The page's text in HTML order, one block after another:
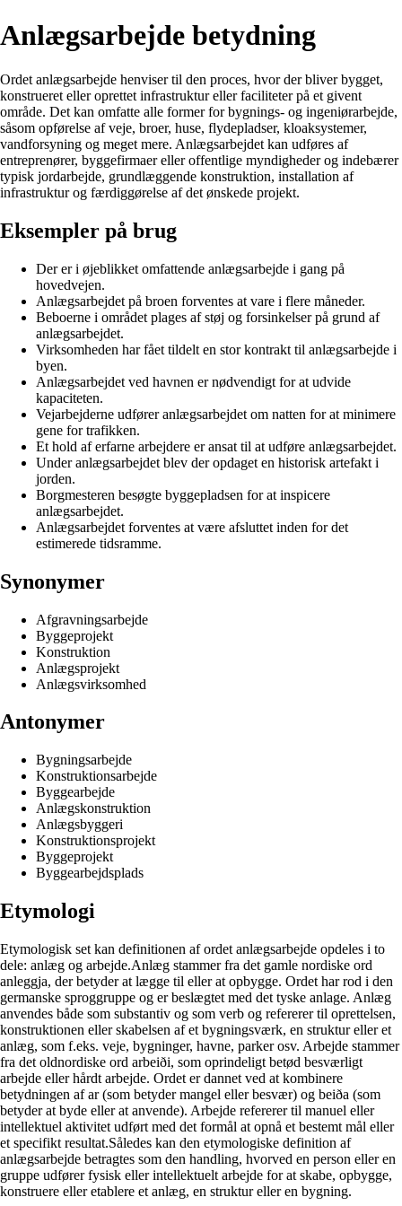
Anlægsarbejde betydning
Ordet anlægsarbejde henviser til den proces, hvor der bliver bygget,
konstrueret eller oprettet infrastruktur eller faciliteter på et givent
område. Det kan omfatte alle former for bygnings- og ingeniørarbejde,
såsom opførelse af veje, broer, huse, flydepladser, kloaksystemer,
vandforsyning og meget mere. Anlægsarbejdet kan udføres af
entreprenører, byggefirmaer eller offentlige myndigheder og indebærer
typisk jordarbejde, grundlæggende konstruktion, installation af
infrastruktur og færdiggørelse af det ønskede projekt.
Eksempler på brug
Der er i øjeblikket omfattende anlægsarbejde i gang på
hovedvejen.
Anlægsarbejdet på broen forventes at vare i flere måneder.
Beboerne i området plages af støj og forsinkelser på grund af
anlægsarbejdet.
Virksomheden har fået tildelt en stor kontrakt til anlægsarbejde i
byen.
Anlægsarbejdet ved havnen er nødvendigt for at udvide
kapaciteten.
Vejarbejderne udfører anlægsarbejdet om natten for at minimere
gene for trafikken.
Et hold af erfarne arbejdere er ansat til at udføre anlægsarbejdet.
Under anlægsarbejdet blev der opdaget en historisk artefakt i
jorden.
Borgmesteren besøgte byggepladsen for at inspicere
anlægsarbejdet.
Anlægsarbejdet forventes at være afsluttet inden for det
estimerede tidsramme.
Synonymer
Afgravningsarbejde
Byggeprojekt
Konstruktion
Anlægsprojekt
Anlægsvirksomhed
Antonymer
Bygningsarbejde
Konstruktionsarbejde
Byggearbejde
Anlægskonstruktion
Anlægsbyggeri
Konstruktionsprojekt
Byggeprojekt
Byggearbejdsplads
Etymologi
Etymologisk set kan definitionen af ordet anlægsarbejde opdeles i to
dele: anlæg og arbejde.Anlæg stammer fra det gamle nordiske ord
anleggja, der betyder at lægge til eller at opbygge. Ordet har rod i den
germanske sproggruppe og er beslægtet med det tyske anlage. Anlæg
anvendes både som substantiv og som verb og refererer til oprettelsen,
konstruktionen eller skabelsen af et bygningsværk, en struktur eller et
anlæg, som f.eks. veje, bygninger, havne, parker osv. Arbejde stammer
fra det oldnordiske ord arbeiði, som oprindeligt betød besværligt
arbejde eller hårdt arbejde. Ordet er dannet ved at kombinere
betydningen af ar (som betyder mangel eller besvær) og beiða (som
betyder at byde eller at anvende). Arbejde refererer til manuel eller
intellektuel aktivitet udført med det formål at opnå et bestemt mål eller
et specifikt resultat.Således kan den etymologiske definition af
anlægsarbejde betragtes som den handling, hvorved en person eller en
gruppe udfører fysisk eller intellektuelt arbejde for at skabe, opbygge,
konstruere eller etablere et anlæg, en struktur eller en bygning.